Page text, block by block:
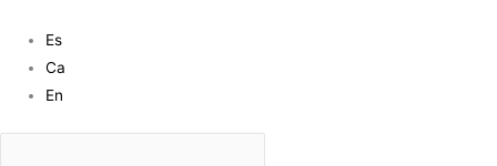
Es
Ca
En